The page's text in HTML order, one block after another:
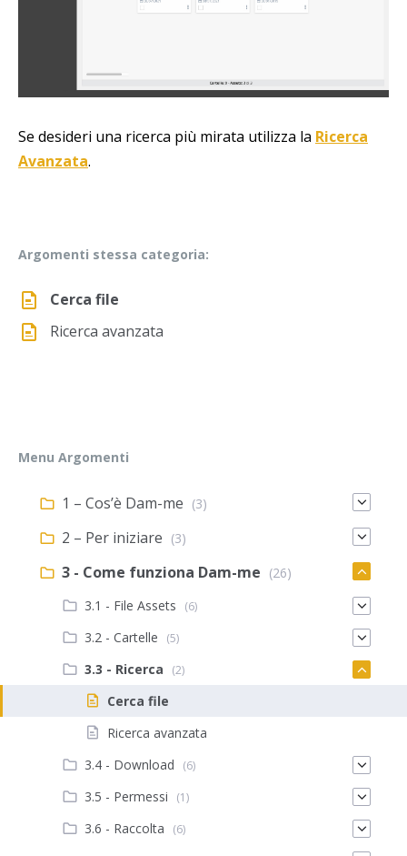
Se desideri una ricerca più mirata utilizza la Ricerca
Avanzata.
Argomenti stessa categoria:
Cerca file
Ricerca avanzata
Menu Argomenti
1 – Cos’è Dam-me (3)
2 – Per iniziare (3)
3 - Come funziona Dam-me (26)
3.1 - File Assets
(6)
3.2 - Cartelle (5)
3.3 - Ricerca (2)
Cerca file
Ricerca avanzata
3.4 - Download
(6)
3.5 - Permessi (1)
3.6 - Raccolta (6)